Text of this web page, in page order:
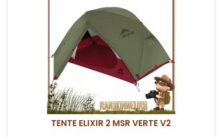
TENTE ELIXIR 2 MSR VERTE V2